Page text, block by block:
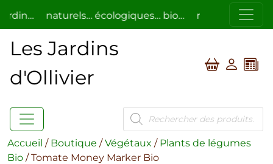
naturels… écologiques… bio… respectueux de
Les Jardins
d'Ollivier
Recherche
de
produits
Accueil / Boutique /Végétaux / Plants de légumes
Bio / Tomate Money Marker Bio